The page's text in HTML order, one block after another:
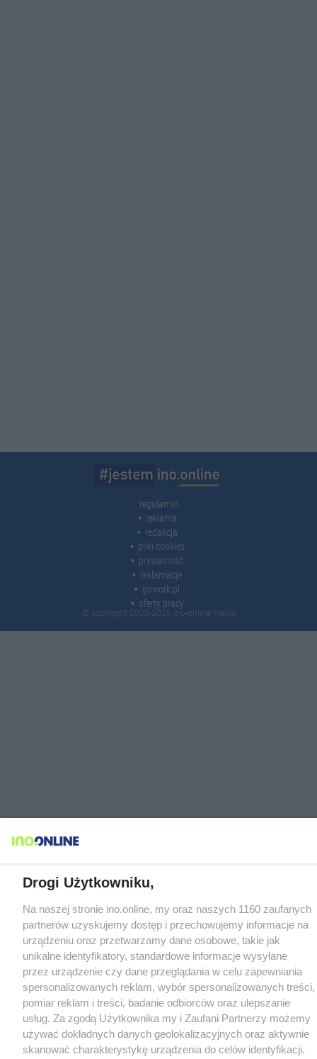
regulamin
reklama
redakcja
pliki cookies
prywatność
reklamacje
gowork.pl
oferty pracy
© copyright 2000-2026 Ino-online Media
Drogi Użytkowniku,
Na naszej stronie ino.online, my oraz naszych 1160 zaufanych
partnerów uzyskujemy dostęp i przechowujemy informacje na
urządzeniu oraz przetwarzamy dane osobowe, takie jak
unikalne identyfikatory, standardowe informacje wysyłane
przez urządzenie czy dane przeglądania w celu zapewniania
spersonalizowanych reklam, wybór spersonalizowanych treści,
pomiar reklam i treści, badanie odbiorców oraz ulepszanie
usług. Za zgodą Użytkownika my i Zaufani Partnerzy możemy
używać dokładnych danych geolokalizacyjnych oraz aktywnie
skanować charakterystykę urządzenia do celów identyfikacji.